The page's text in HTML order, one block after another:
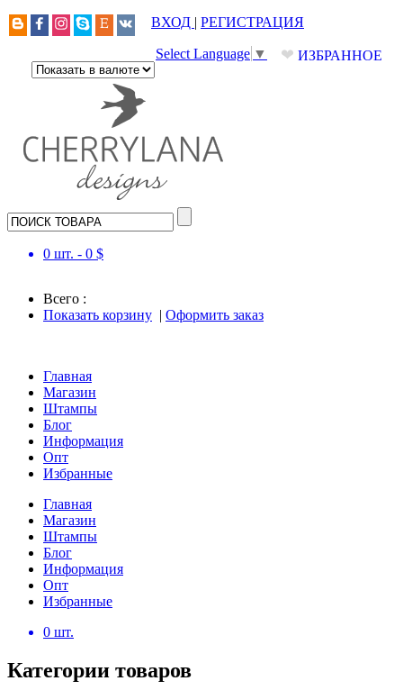
ВХОД | РЕГИСТРАЦИЯ
❤ ИЗБРАННОЕ
Select Language ▼
0 шт. - 0 $
Всего :
Показать корзину | Оформить заказ
Главная
Магазин
Штампы
Блог
Информация
Опт
Избранные
Главная
Магазин
Штампы
Блог
Информация
Опт
Избранные
0 шт.
Категории товаров